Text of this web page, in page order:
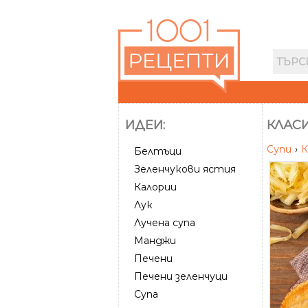
ИДЕИ:
Белтъци
Зеленчукови ястия
Калории
Лук
Лучена супа
Манджи
Печени
Печени зеленчуци
Супа
Супи ›